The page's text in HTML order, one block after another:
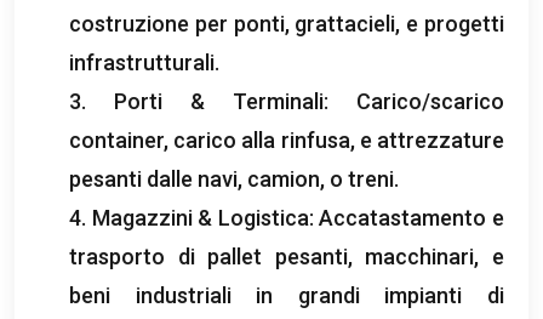
costruzione per ponti, grattacieli, e progetti
infrastrutturali.
3. Porti & Terminali: Carico/scarico
container, carico alla rinfusa, e attrezzature
pesanti dalle navi, camion, o treni.
4. Magazzini & Logistica: Accatastamento e
trasporto di pallet pesanti, macchinari, e
beni industriali in grandi impianti di